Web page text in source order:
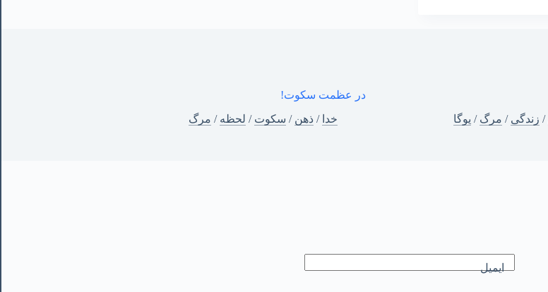
/ زندگی / مرگ / یوگا
در عظمت سکوت!
خدا / ذهن / سکوت / لحظه / مرگ
ایمیل